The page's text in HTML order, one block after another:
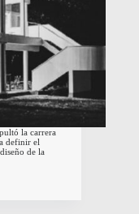
la carrera
definir el
de la